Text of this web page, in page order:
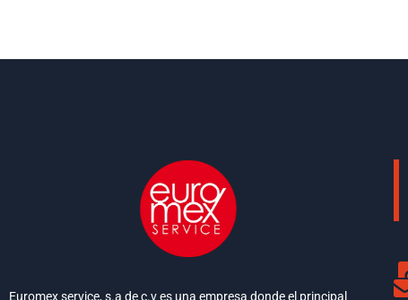
Euromex service, s.a de c.v es una empresa donde el principal